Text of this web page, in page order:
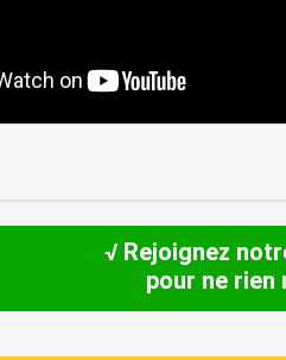
√ Rejoignez
pour ne rien